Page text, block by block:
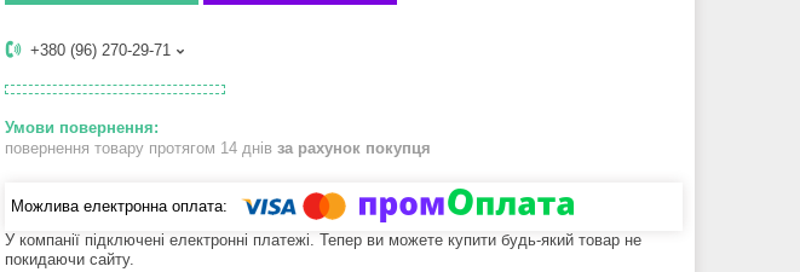
+380 (96) 270-29-71
повернення товару протягом 14 днів за рахунок покупця
У компанії підключені електронні платежі. Тепер ви можете купити будь-який товар не
покидаючи сайту.